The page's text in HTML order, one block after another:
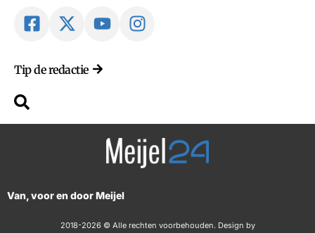
Tip de redactie
Van, voor en door Meijel
2018-2026 © Alle rechten voorbehouden. Design by